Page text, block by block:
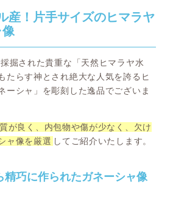
産！片手サイズのヒマラヤ
像
掘された貴重な「天然ヒマラヤ水
たらす神とされ絶大な人気を誇るヒ
ーシャ」を彫刻した逸品でございま
が良く、内包物や傷が少なく、欠け
ャ像を厳選 してご紹介いたします。
精巧に作られたガネーシャ像